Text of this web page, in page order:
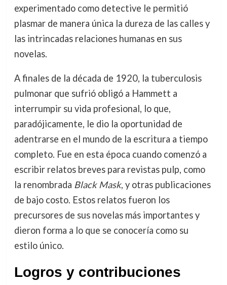
experimentado como detective le permitió
plasmar de manera única la dureza de las calles y
las intrincadas relaciones humanas en sus
novelas.
A finales de la década de 1920, la tuberculosis
pulmonar que sufrió obligó a Hammett a
interrumpir su vida profesional, lo que,
paradójicamente, le dio la oportunidad de
adentrarse en el mundo de la escritura a tiempo
completo. Fue en esta época cuando comenzó a
escribir relatos breves para revistas pulp, como
la renombrada Black Mask, y otras publicaciones
de bajo costo. Estos relatos fueron los
precursores de sus novelas más importantes y
dieron forma a lo que se conocería como su
estilo único.
Logros y contribuciones